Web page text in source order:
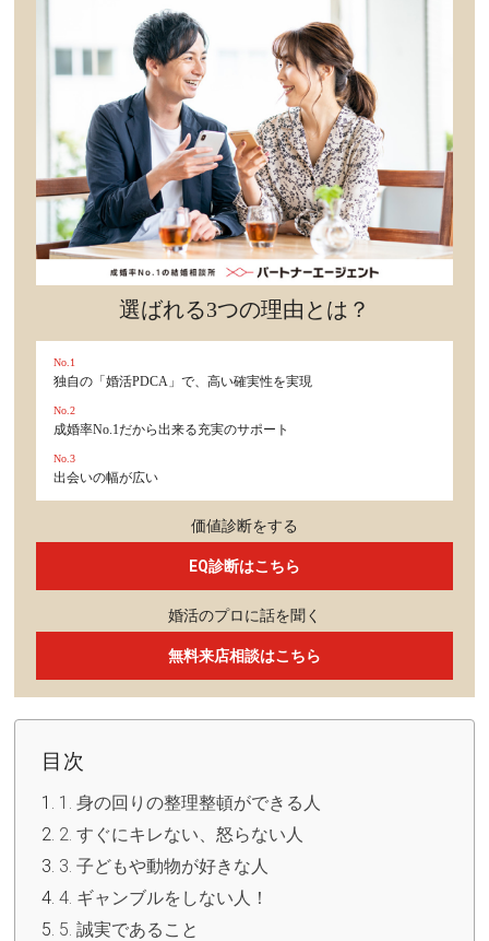
心の処方箋
カルチャー・トレンド・芸能
驚き
選ばれる3つの理由とは？
No.1
独自の「婚活PDCA」で、高い確実性を実現
No.2
成婚率No.1だから出来る充実のサポート
No.3
出会いの幅が広い
価値診断をする
EQ診断はこちら
婚活のプロに話を聞く
無料来店相談はこちら
目次
1. 身の回りの整理整頓ができる人
2. すぐにキレない、怒らない人
3. 子どもや動物が好きな人
4. ギャンブルをしない人！
5. 誠実であること